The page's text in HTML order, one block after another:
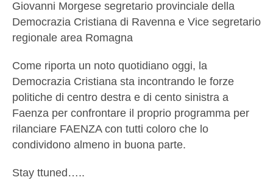
Giovanni Morgese segretario provinciale della
Democrazia Cristiana di Ravenna e Vice segretario
regionale area Romagna
Come riporta un noto quotidiano oggi, la
Democrazia Cristiana sta incontrando le forze
politiche di centro destra e di cento sinistra a
Faenza per confrontare il proprio programma per
rilanciare FAENZA con tutti coloro che lo
condividono almeno in buona parte.
Stay ttuned…..